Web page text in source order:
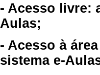
- Acesso livre:
Aulas;
- Acesso à
sistema e-